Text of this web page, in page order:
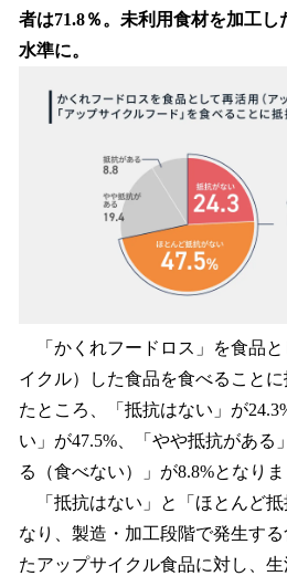
者は71.8％。未利用食材を加工
水準に。
「かくれフードロス」を食品と
イクル）した食品を食べること
たところ、「抵抗はない」が
い」が47.5%、「やや抵抗がある
る（食べない）」が8.8%となりま
「抵抗はない」と「ほとんど抵
なり、製造・加工段階で発生す
たアップサイクル食品に対し、